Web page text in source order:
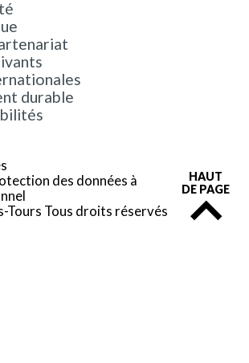
durable
des données à
Tours Tous droits réservés
HAUT
DE PAGE